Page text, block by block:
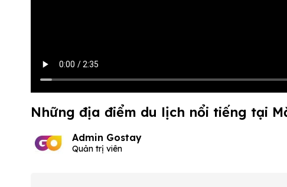
Những địa điểm du lịch nổi tiếng tại
Admin Gostay
Quản trị viên